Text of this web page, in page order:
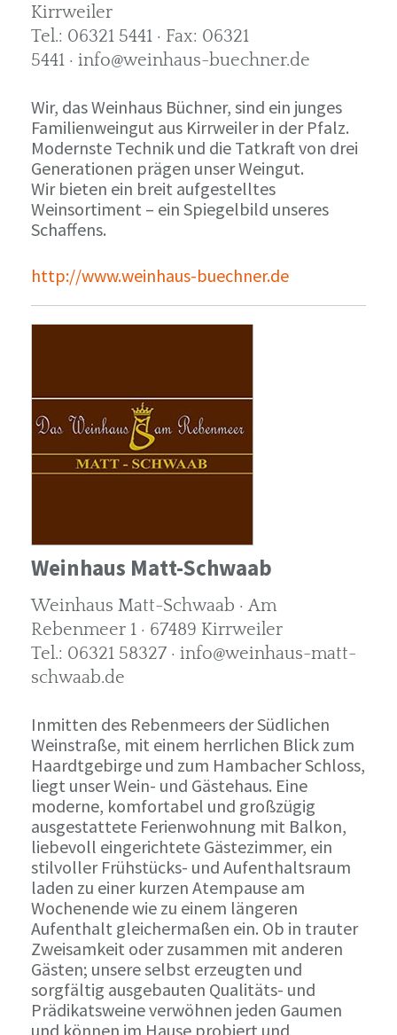
Kirrweiler
Tel.: 06321 5441 · Fax: 06321
5441 · info@weinhaus-buechner.de
Wir, das Weinhaus Büchner, sind ein junges
Familienweingut aus Kirrweiler in der Pfalz.
Modernste Technik und die Tatkraft von drei
Generationen prägen unser Weingut.
Wir bieten ein breit aufgestelltes
Weinsortiment – ein Spiegelbild unseres
Schaffens.
http://www.weinhaus-buechner.de
Weinhaus Matt-Schwaab
Weinhaus Matt-Schwaab · Am
Rebenmeer 1 · 67489 Kirrweiler
Tel.: 06321 58327 · info@weinhaus-matt-
schwaab.de
Inmitten des Rebenmeers der Südlichen
Weinstraße, mit einem herrlichen Blick zum
Haardtgebirge und zum Hambacher Schloss,
liegt unser Wein- und Gästehaus. Eine
moderne, komfortabel und großzügig
ausgestattete Ferienwohnung mit Balkon,
liebevoll eingerichtete Gästezimmer, ein
stilvoller Frühstücks- und Aufenthaltsraum
laden zu einer kurzen Atempause am
Wochenende wie zu einem längeren
Aufenthalt gleichermaßen ein. Ob in trauter
Zweisamkeit oder zusammen mit anderen
Gästen; unsere selbst erzeugten und
sorgfältig ausgebauten Qualitäts- und
Prädikatsweine verwöhnen jeden Gaumen
und können im Hause probiert und